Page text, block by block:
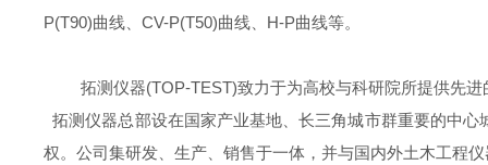
P(T90)曲线、CV-P(T50)曲线、H-P曲线等。
拓测仪器(TOP-TEST)致力于为高校与科研院所提供先
拓测仪器总部设在国家产业基地、长三角城市群重要的中心
权。公司集研发、生产、销售于一体，并与国内外土木工程